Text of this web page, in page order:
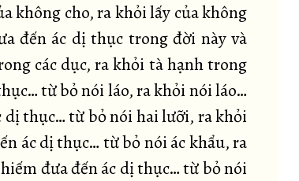
không cho, ra khỏi lấy của không
đến ác dị thục trong đời này và
các dục, ra khỏi tà hạnh trong
từ bỏ nói láo, ra khỏi nói láo…
dị thục… từ bỏ nói hai lưỡi, ra khỏi
ác dị thục… từ bỏ nói ác khẩu, ra
đưa đến ác dị thục… từ bỏ nói